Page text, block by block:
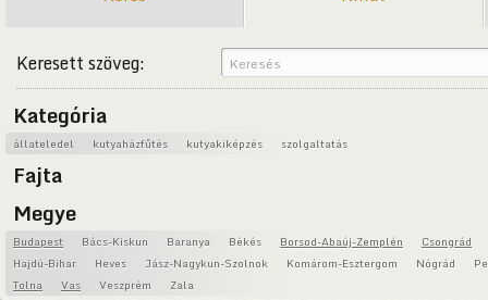
Keresett szöveg:
Kategória
állateledel kutyaházfűtés kutyakiképzés szolgaltatás
Fajta
Megye
Budapest Bács-Kiskun Baranya Békés Borsod-Abaúj-Zemplén
Csongrád
Hajdú-Bihar
Heves Jász-Nagykun-Szolnok Komárom-Esztergom Nógrád
Tolna
Vas Veszprém Zala